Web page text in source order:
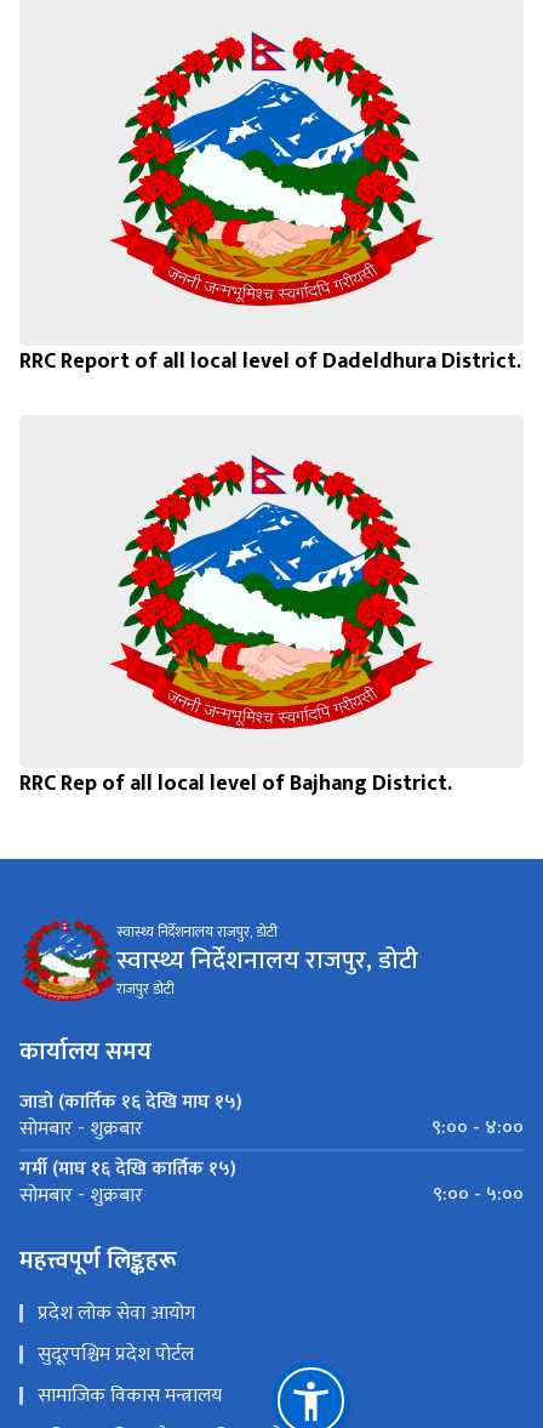
RRC Report of all local level of Dadeldhura District.
RRC Rep of all local level of Bajhang District.
स्वास्थ्य निर्देशनालय राजपुर, डोटी
स्वास्थ्य निर्देशनालय राजपुर, डोटी
राजपुर डोटी
कार्यालय समय
जाडो (कार्तिक १६ देखि माघ १५)
सोमबार - शुक्रबार
९:०० - ४:००
गर्मी (माघ १६ देखि कार्तिक १५)
सोमबार - शुक्रबार ९:०० - ५:००
महत्त्वपूर्ण लिङ्कहरू
प्रदेश लोक सेवा आयोग
सुदूरपश्चिम प्रदेश पोर्टल
सामाजिक विकास मन्त्रालय